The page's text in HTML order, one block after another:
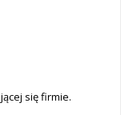
się firmie.